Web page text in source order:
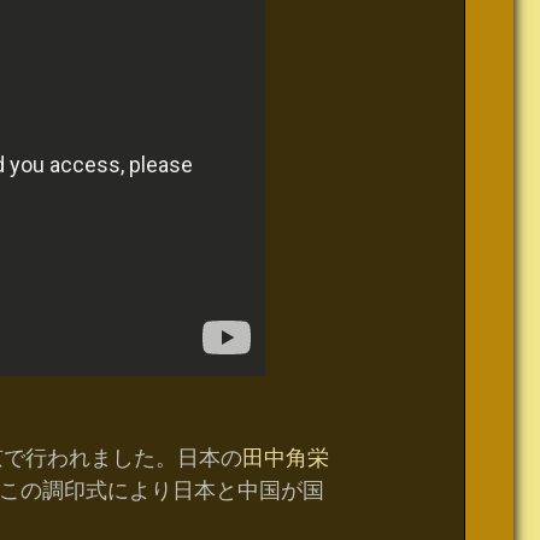
行われました。日本の田中角栄
の調印式により日本と中国が国